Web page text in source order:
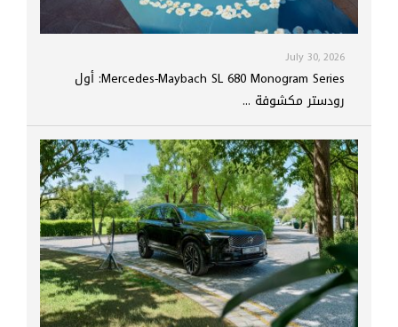
July 30, 2026
Mercedes-Maybach SL 680 Monogram Series: أول
رودستر مكشوفة ...